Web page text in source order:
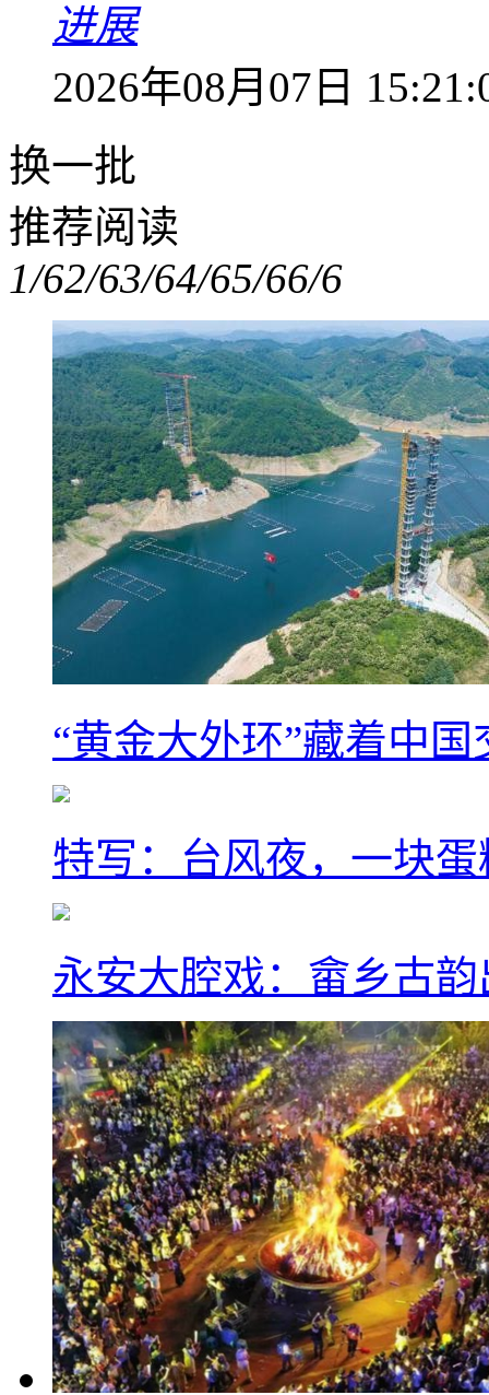
进展
2026年08月07日
换一批
推荐阅读
1/62/63/64/65/66/6
“黄金大外环”藏着中
特写：台风夜，一块
永安大腔戏：畲乡古